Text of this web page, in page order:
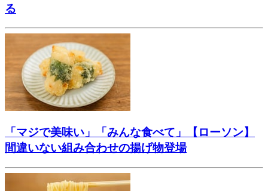
る
「マジで美味い」「みんな食べて」【ローソン】
間違いない組み合わせの揚げ物登場